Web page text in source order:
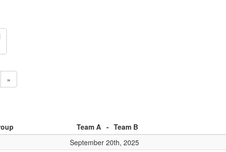
»
Team A - Team B
September 20th, 2025